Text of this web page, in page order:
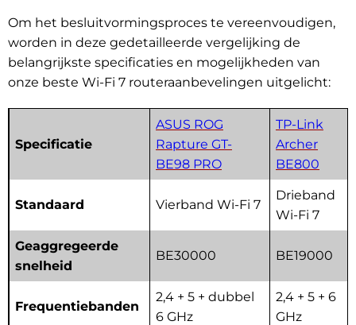
Om het besluitvormingsproces te vereenvoudigen,
worden in deze gedetailleerde vergelijking de
belangrijkste specificaties en mogelijkheden van
onze beste Wi-Fi 7 routeraanbevelingen uitgelicht:
Specificatie
ASUS ROG
Rapture GT-
BE98 PRO
TP-Link
Archer
BE800
Standaard Vierband Wi-Fi 7
Drieband
Wi-Fi 7
Geaggregeerde
snelheid
BE30000 BE19000
Frequentiebanden
2,4 + 5 + dubbel
6 GHz
2,4 + 5 + 6
GHz